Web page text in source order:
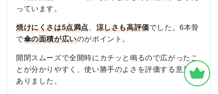
っています。
焼けにくさは5点満点、 涼しさも高評価でした。6本骨
で傘の面積が広いのがポイント。
開閉スムーズで全開時にカチッと鳴るので広がったこ
とが分かりやすく、使い勝手のよさを評価する意見が
ありました。